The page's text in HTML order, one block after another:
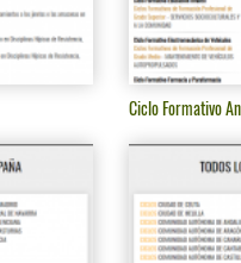
Ciclo Formativo